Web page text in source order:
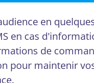
en
en cas
de
pour maintenir